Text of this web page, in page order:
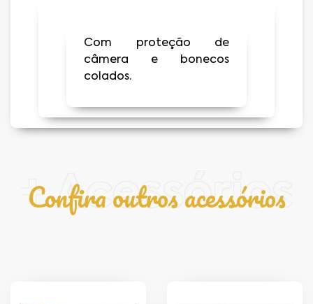
Com proteção de
câmera e bonecos
colados.
Confira outros acessórios
+ Acessórios